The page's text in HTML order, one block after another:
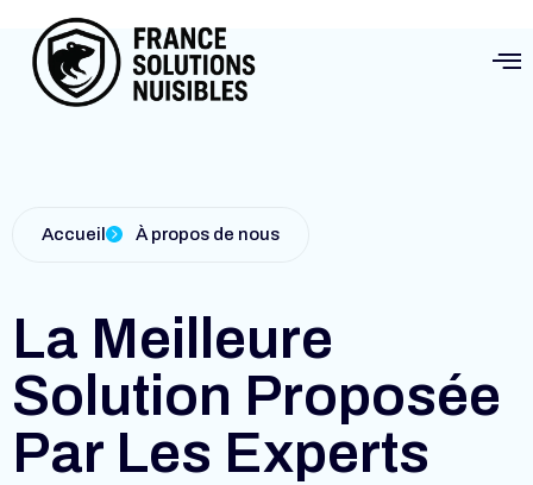
Accueil À propos de nous
La Meilleure
Solution Proposée
Par Les Experts